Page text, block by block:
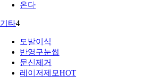
온다
기타4
모발이식
반영구눈썹
문신제거
레이저제모HOT